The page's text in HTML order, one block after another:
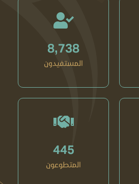
8,738
المستفيدون
445
المتطوعون